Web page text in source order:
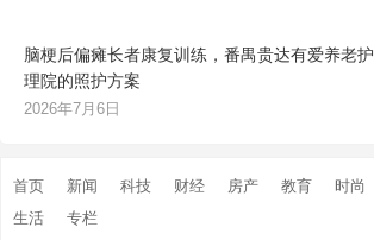
脑梗后偏瘫长者康复训练，番禺贵达有爱养老护
理院的照护方案
2026年7月6日
首页 新闻 科技 财经 房产 教育 时尚
生活
专栏